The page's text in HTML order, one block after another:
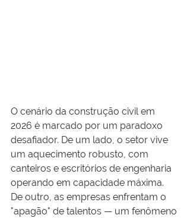
O cenário da construção civil em
2026 é marcado por um paradoxo
desafiador. De um lado, o setor vive
um aquecimento robusto, com
canteiros e escritórios de engenharia
operando em capacidade máxima.
De outro, as empresas enfrentam o
"apagão" de talentos — um fenômeno